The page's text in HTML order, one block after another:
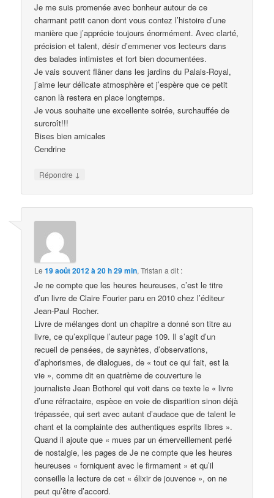
Je me suis promenée avec bonheur autour de ce
charmant petit canon dont vous contez l’histoire d’une
manière que j’apprécie toujours énormément. Avec clarté,
précision et talent, désir d’emmener vos lecteurs dans
des balades intimistes et fort bien documentées.
Je vais souvent flâner dans les jardins du Palais-Royal,
j’aime leur délicate atmosphère et j’espère que ce petit
canon là restera en place longtemps.
Je vous souhaite une excellente soirée, surchauffée de
surcroît!!!
Bises bien amicales
Cendrine
Répondre ↓
Le19 août 2012 à 20 h 29 min,Tristan a dit :
Je ne compte que les heures heureuses, c’est le titre
d’un livre de Claire Fourier paru en 2010 chez l’éditeur
Jean-Paul Rocher.
Livre de mélanges dont un chapitre a donné son titre au
livre, ce qu’explique l’auteur page 109. Il s’agit d’un
recueil de pensées, de saynètes, d’observations,
d’aphorismes, de dialogues, de « tout ce qui fait, est la
vie », comme dit en quatrième de couverture le
journaliste Jean Bothorel qui voit dans ce texte le « livre
d’une réfractaire, espèce en voie de disparition sinon déjà
trépassée, qui sert avec autant d’audace que de talent le
chant et la complainte des authentiques esprits libres ».
Quand il ajoute que « mues par un émerveillement perlé
de nostalgie, les pages de Je ne compte que les heures
heureuses « forniquent avec le firmament » et qu’il
conseille la lecture de cet « élixir de jouvence », on ne
peut qu’être d’accord.